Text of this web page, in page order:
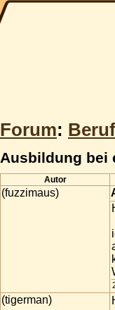
Forum:
Ausbildung bei
Autor
(fuzzimaus)
(tigerman)